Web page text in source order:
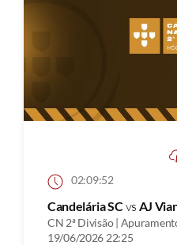
02:09:52
Candelária SCvs AJ
CN 2ª Divisão |
19/06/2026 22:25